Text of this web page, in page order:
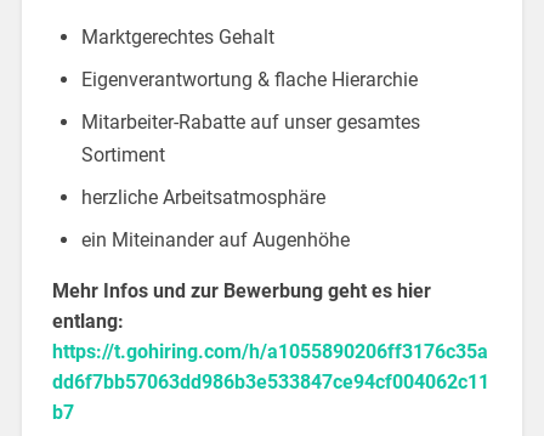
Marktgerechtes Gehalt
Eigenverantwortung & flache Hierarchie
Mitarbeiter-Rabatte auf unser gesamtes
Sortiment
herzliche Arbeitsatmosphäre
ein Miteinander auf Augenhöhe
Mehr Infos und zur Bewerbung geht es hier
entlang:
https://t.gohiring.com/h/a1055890206ff3176c35a
dd6f7bb57063dd986b3e533847ce94cf004062c11
b7